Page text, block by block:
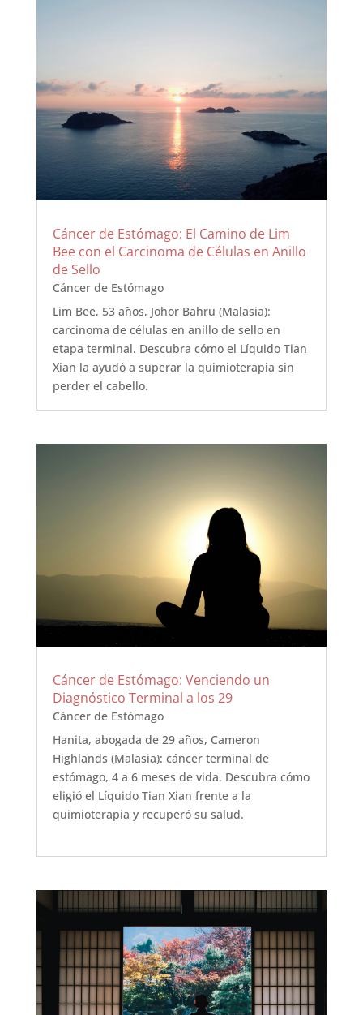
Cáncer de Estómago: El Camino de Lim
Bee con el Carcinoma de Células en Anillo
de Sello
Cáncer de Estómago
Lim Bee, 53 años, Johor Bahru (Malasia):
carcinoma de células en anillo de sello en
etapa terminal. Descubra cómo el Líquido Tian
Xian la ayudó a superar la quimioterapia sin
perder el cabello.
Cáncer de Estómago: Venciendo un
Diagnóstico Terminal a los 29
Cáncer de Estómago
Hanita, abogada de 29 años, Cameron
Highlands (Malasia): cáncer terminal de
estómago, 4 a 6 meses de vida. Descubra cómo
eligió el Líquido Tian Xian frente a la
quimioterapia y recuperó su salud.